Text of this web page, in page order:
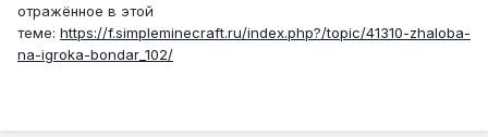
отражённое в этой
теме: https://f.simpleminecraft.ru/index.php?/topic/41310-zhaloba-
na-igroka-bondar_102/